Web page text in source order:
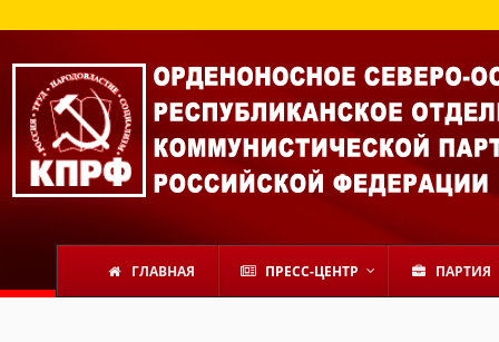
ГЛАВНАЯ ПРЕСС-ЦЕНТР ПАРТИЯ